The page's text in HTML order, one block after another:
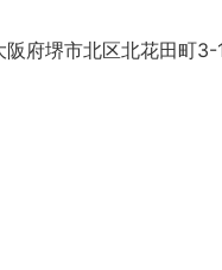
阪府堺市北区北花田町3-